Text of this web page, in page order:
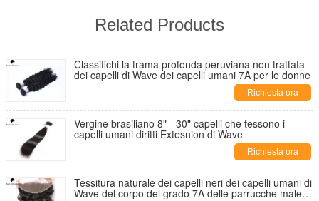
Related Products
Classifichi la trama profonda peruviana non trattata
dei capelli di Wave dei capelli umani 7A per le donne
Richiesta ora
Vergine brasiliano 8" - 30" capelli che tessono i
capelli umani diritti Extesnion di Wave
Richiesta ora
Tessitura naturale dei capelli neri dei capelli umani di
Wave del corpo del grado 7A delle parrucche malesi